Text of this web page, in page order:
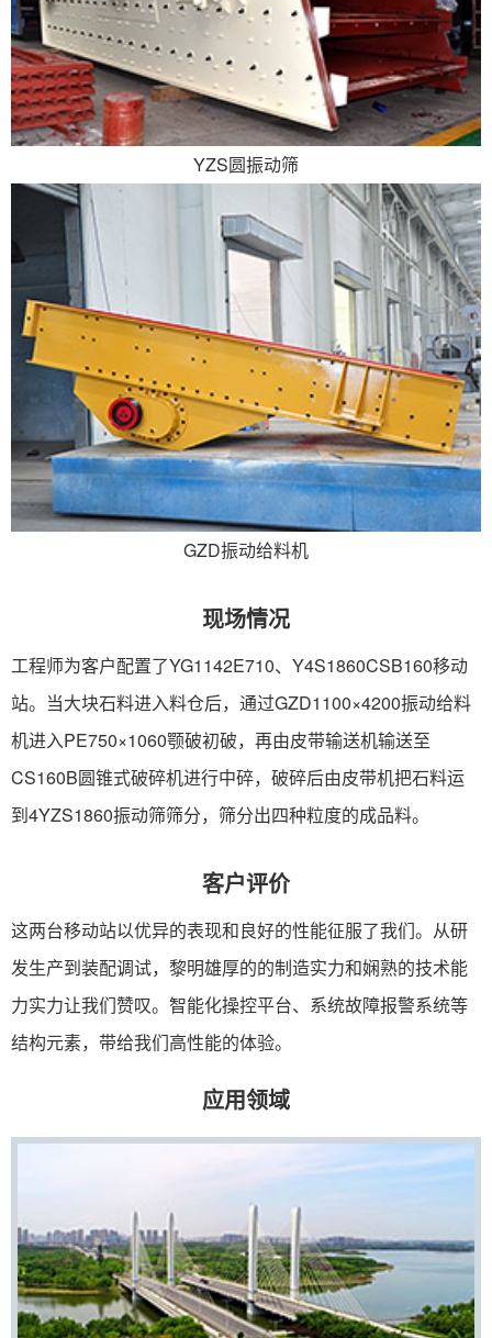
YZS圆振动筛
GZD振动给料机
现场情况
工程师为客户配置了YG1142E710、Y4S1860CSB160移动
站。当大块石料进入料仓后，通过GZD1100×4200振动给料
机进入PE750×1060颚破初破，再由皮带输送机输送至
CS160B圆锥式破碎机进行中碎，破碎后由皮带机把石料运
到4YZS1860振动筛筛分，筛分出四种粒度的成品料。
客户评价
这两台移动站以优异的表现和良好的性能征服了我们。从研
发生产到装配调试，黎明雄厚的的制造实力和娴熟的技术能
力实力让我们赞叹。智能化操控平台、系统故障报警系统等
结构元素，带给我们高性能的体验。
应用领域